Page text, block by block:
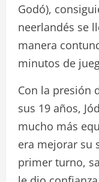
Godó),
neerlandés se
manera
minutos de
Con la presión
sus 19 años,
mucho más
era mejorar su
primer turno,